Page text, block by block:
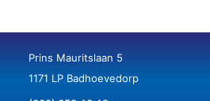
Prins Mauritslaan 5
1171 LP Badhoevedorp